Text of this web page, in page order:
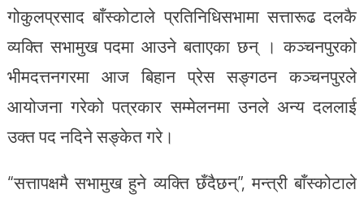
गोकुलप्रसाद बाँस्कोटाले प्रतिनिधिसभामा सत्तारूढ दलकै
व्यक्ति सभामुख पदमा आउने बताएका छन् । कञ्चनपुरको
भीमदत्तनगरमा आज बिहान प्रेस सङ्गठन कञ्चनपुरले
आयोजना गरेको पत्रकार सम्मेलनमा उनले अन्य दललाई
उक्त पद नदिने सङ्केत गरे।
“सत्तापक्षमै सभामुख हुने व्यक्ति छँदैछन्”, मन्त्री बाँस्कोटाले